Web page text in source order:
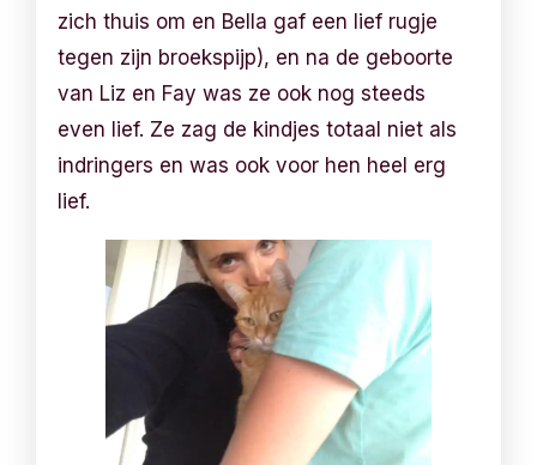
zich thuis om en Bella gaf een lief rugje
tegen zijn broekspijp), en na de geboorte
van Liz en Fay was ze ook nog steeds
even lief. Ze zag de kindjes totaal niet als
indringers en was ook voor hen heel erg
lief.